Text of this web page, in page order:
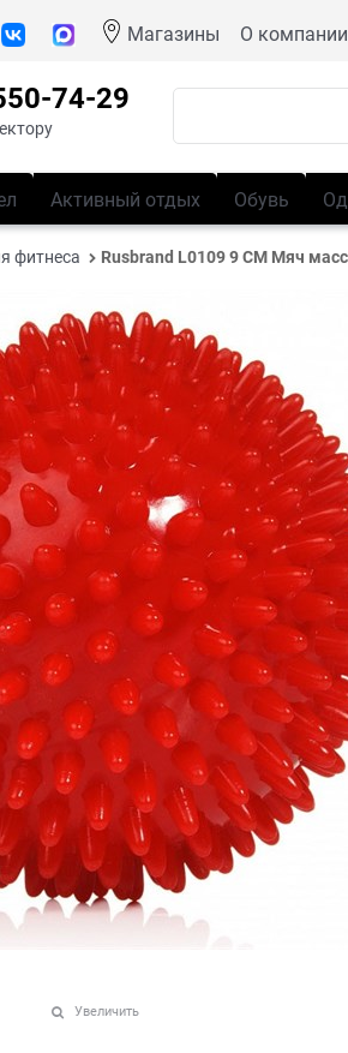
Магазины О компании
74-29
Активный отдых Обувь
фитнеса Rusbrand L0109 9 СМ Мяч
Увеличить